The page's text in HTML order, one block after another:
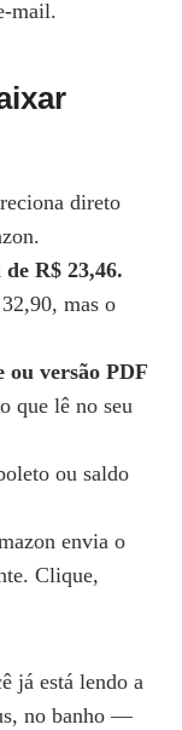
mail.
direto
R$ 23,46.
mas o
versão PDF
que lê no seu
ou saldo
envia o
Clique,
já está lendo a
no banho —